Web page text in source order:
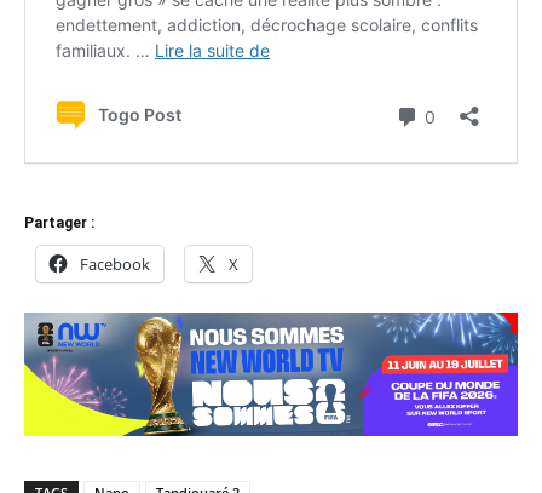
Partager :
Facebook X